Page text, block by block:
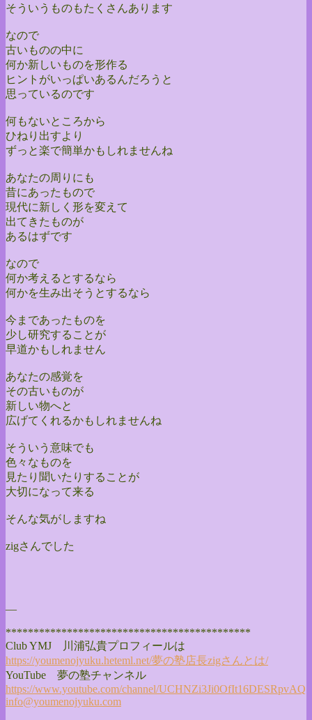
そういうものもたくさんあります
なので
古いものの中に
何か新しいものを形作る
ヒントがいっぱいあるんだろうと
思っているのです
何もないところから
ひねり出すより
ずっと楽で簡単かもしれませんね
あなたの周りにも
昔にあったもので
現代に新しく形を変えて
出てきたものが
あるはずです
なので
何か考えるとするなら
何かを生み出そうとするなら
今まであったものを
少し研究することが
早道かもしれません
あなたの感覚を
その古いものが
新しい物へと
広げてくれるかもしれませんね
そういう意味でも
色々なものを
見たり聞いたりすることが
大切になって来る
そんな気がしますね
zigさんでした
—
********************************************
Club YMJ 川浦弘貴プロフィールは
https://youmenojyuku.heteml.net/夢の塾店長zigさんとは/
YouTube 夢の塾チャンネル
https://www.youtube.com/channel/UCHNZi3Ji0OfIt16DESRpvAQ
info@youmenojyuku.com